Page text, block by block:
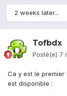
2 weeks later...
Tofbdx
Posté(e) 7
Ca y est le premier
est disponible :